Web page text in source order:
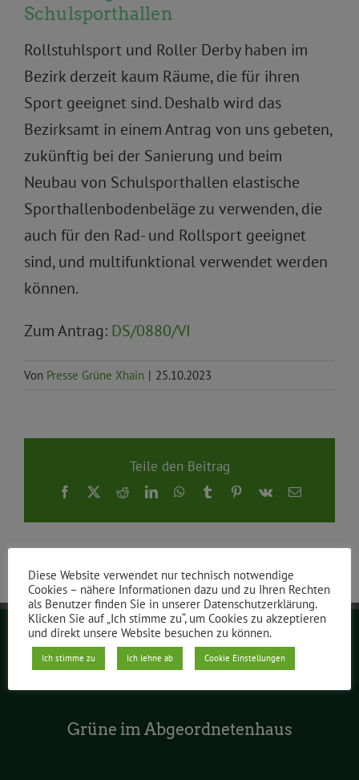
Schulsporthallen
Rollstuhlsport und Roller Derby haben im
Bezirk derzeit kaum Räume, die für ihren
Sport geeignet sind. Deshalb wird das
Bezirksamt in einem Antrag von uns gebeten,
zukünftig bei der Sanierung und beim
Neubau von Schulsporthallen elastische
Sporthallenbodenbeläge zu verwenden, die
auch für den Rad- und Rollsport geeignet
sind, und multifunktional verwendet werden
können.
Zum Antrag: DS/0880/VI
Von Presse Grüne Xhain | 25.10.2023
Teile den Beitrag
Facebook
X RedditLinkedInWhatsApp
TumblrPinterest
Vk
E-
Grüne Berlin
Grüne im Abgeordnetenhaus
Diese Website verwendet nur technisch notwendige
Cookies – nähere Informationen dazu und zu Ihren Rechten
als Benutzer finden Sie in unserer Datenschutzerklärung.
Klicken Sie auf „Ich stimme zu“, um Cookies zu akzeptieren
und direkt unsere Website besuchen zu können.
Ich stimme zu Ich lehne ab Cookie Einstellungen